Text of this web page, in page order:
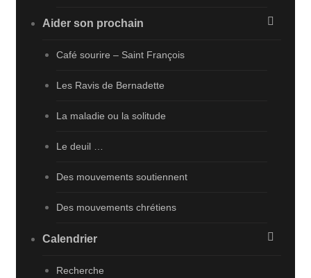
Aider son prochain
Café sourire – Saint François
Les Ravis de Bernadette
La maladie ou la solitude
Le deuil …
Des mouvements soutiennent
Des mouvements chrétiens
Calendrier
Recherche